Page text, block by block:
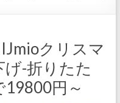
クリスマ
-折りたた
円～